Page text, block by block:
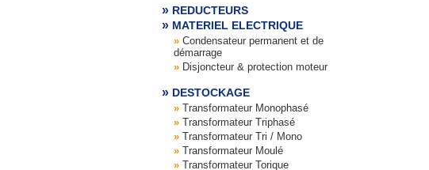
REDUCTEURS
MATERIEL ELECTRIQUE
Condensateur permanent et de
démarrage
Disjoncteur & protection moteur
DESTOCKAGE
Transformateur Monophasé
Transformateur Triphasé
Transformateur Tri / Mono
Transformateur Moulé
Transformateur Torique